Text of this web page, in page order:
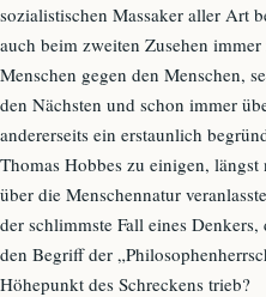
sozialistischen Massaker aller Art
auch beim zweiten Zusehen
Menschen gegen den Menschen,
den Nächsten und schon immer
andererseits ein erstaunlich
Thomas Hobbes zu einigen,
über die Menschennatur
der schlimmste Fall eines
den Begriff der
Höhepunkt des Schreckens trieb?